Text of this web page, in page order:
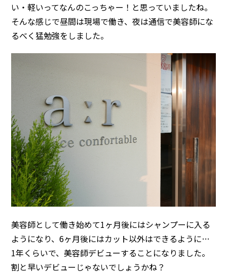
い・軽いってなんのこっちゃー！と思っていましたね。
そんな感じで昼間は現場で働き、夜は通信で美容師にな
るべく猛勉強をしました。
美容師として働き始めて1ヶ月後にはシャンプーに入る
ようになり、6ヶ月後にはカット以外はできるように…
1年くらいで、美容師デビューすることになりました。
割と早いデビューじゃないでしょうかね？